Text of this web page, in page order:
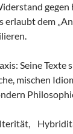
gegen
dem
Seine Texte
mischen